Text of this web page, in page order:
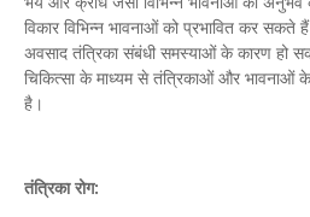
विकार विभिन्न भावनाओं को प्रभावित कर सकते
अवसाद तंत्रिका संबंधी समस्याओं के कारण हो
चिकित्सा के माध्यम से तंत्रिकाओं और भावनाओं
है।
तंत्रिका रोग: